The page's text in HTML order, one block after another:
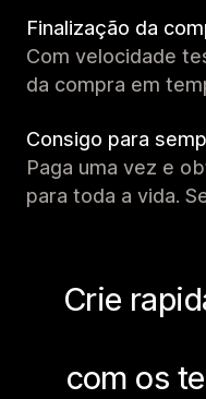
Finalização da
Com velocidade
da compra em
Consigo para
Paga uma vez e
para toda a vida.
Crie
com os